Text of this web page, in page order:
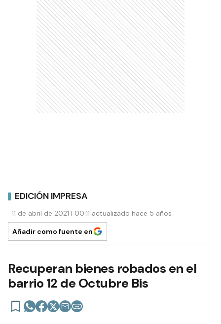
EDICIÓN IMPRESA
11 de abril de 2021 | 00:11 actualizado hace 5 años
Añadir como fuente en
Recuperan bienes robados en el
barrio 12 de Octubre Bis